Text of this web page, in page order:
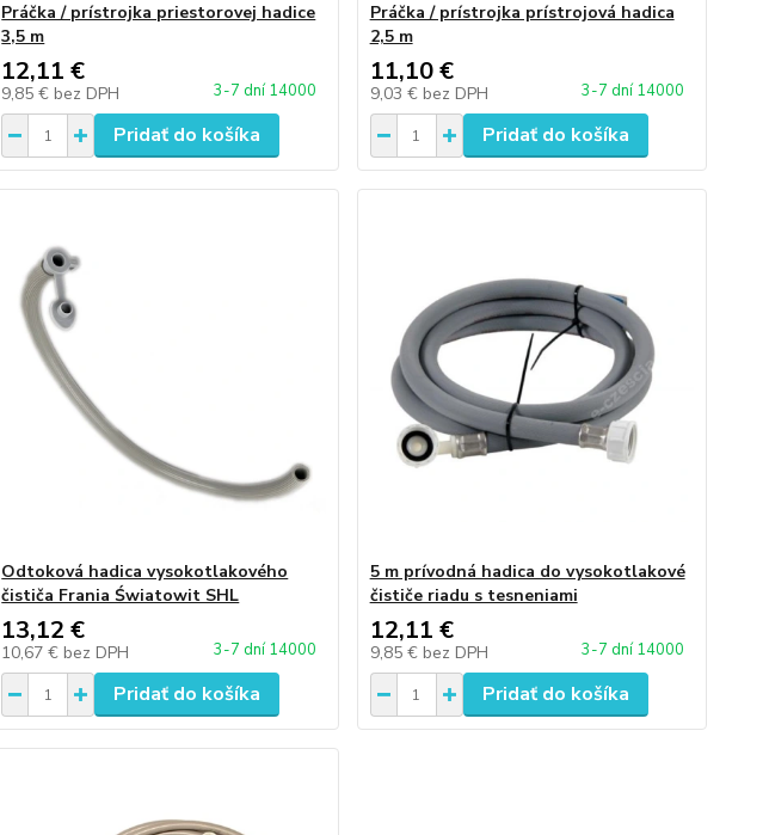
Práčka / prístrojka priestorovej hadice
3,5 m
12,11 €
9,85 € bez DPH 3-7 dní 14000
Pridať do košíka
Práčka / prístrojka prístrojová hadica
2,5 m
11,10 €
9,03 € bez DPH 3-7 dní 14000
Pridať do košíka
Odtoková hadica vysokotlakového
čističa Frania Światowit SHL
13,12 €
10,67 € bez DPH 3-7 dní 14000
Pridať do košíka
5 m prívodná hadica do vysokotlakové
čističe riadu s tesneniami
12,11 €
9,85 € bez DPH 3-7 dní 14000
Pridať do košíka